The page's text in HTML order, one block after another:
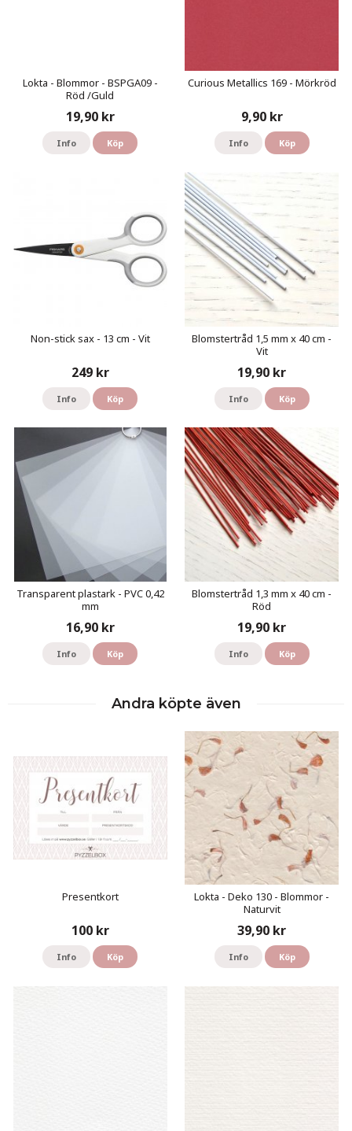
Lokta - Blommor - BSPGA09 -
Röd /Guld
19,90 kr
Info Köp
Curious Metallics 169 - Mörkröd
9,90 kr
Info Köp
Non-stick sax - 13 cm - Vit
249 kr
Info Köp
Blomstertråd 1,5 mm x 40 cm -
Vit
19,90 kr
Info Köp
Transparent plastark - PVC 0,42
mm
16,90 kr
Info Köp
Blomstertråd 1,3 mm x 40 cm -
Röd
19,90 kr
Info Köp
Andra köpte även
Presentkort
100 kr
Info Köp
Lokta - Deko 130 - Blommor -
Naturvit
39,90 kr
Info Köp